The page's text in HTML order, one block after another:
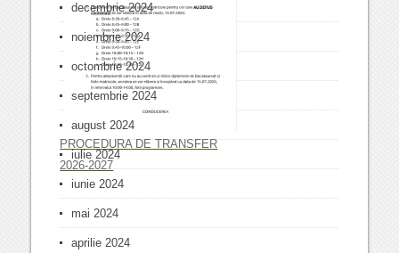
PROCEDURA DE TRANSFER
2026-2027
decembrie 2024
noiembrie 2024
octombrie 2024
septembrie 2024
august 2024
iulie 2024
iunie 2024
mai 2024
aprilie 2024